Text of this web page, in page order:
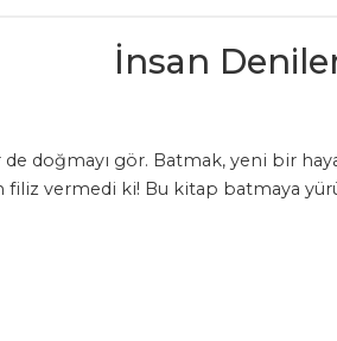
İnsan
doğmayı gör. Batmak, yeni bir
filiz vermedi ki! Bu kitap batmaya